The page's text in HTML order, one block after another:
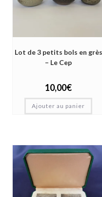
Lot de 3 petits bols en grès
– Le Cep
10,00€
Ajouter au panier